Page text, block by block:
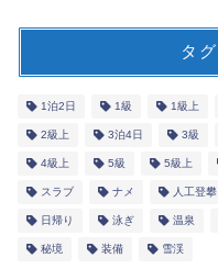
タグ
1泊2日 1級 1級上
2級上 3泊4日 3級
4級上 5級 5級上
スラブ ナメ 人工登攀
日帰り 泳ぎ 温泉
秘境 装備 雪渓